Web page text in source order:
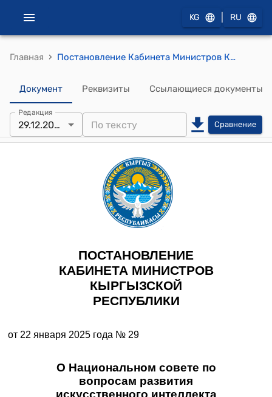
KG RU
Главная › Постановление Кабинета Министров КР от 22 января 2025 года № 29 "О Национальном совете по вопросам развития искусственного интеллекта"
Документ Реквизиты Ссылающиеся документы
Редакция
29.12.2025 Сравнение